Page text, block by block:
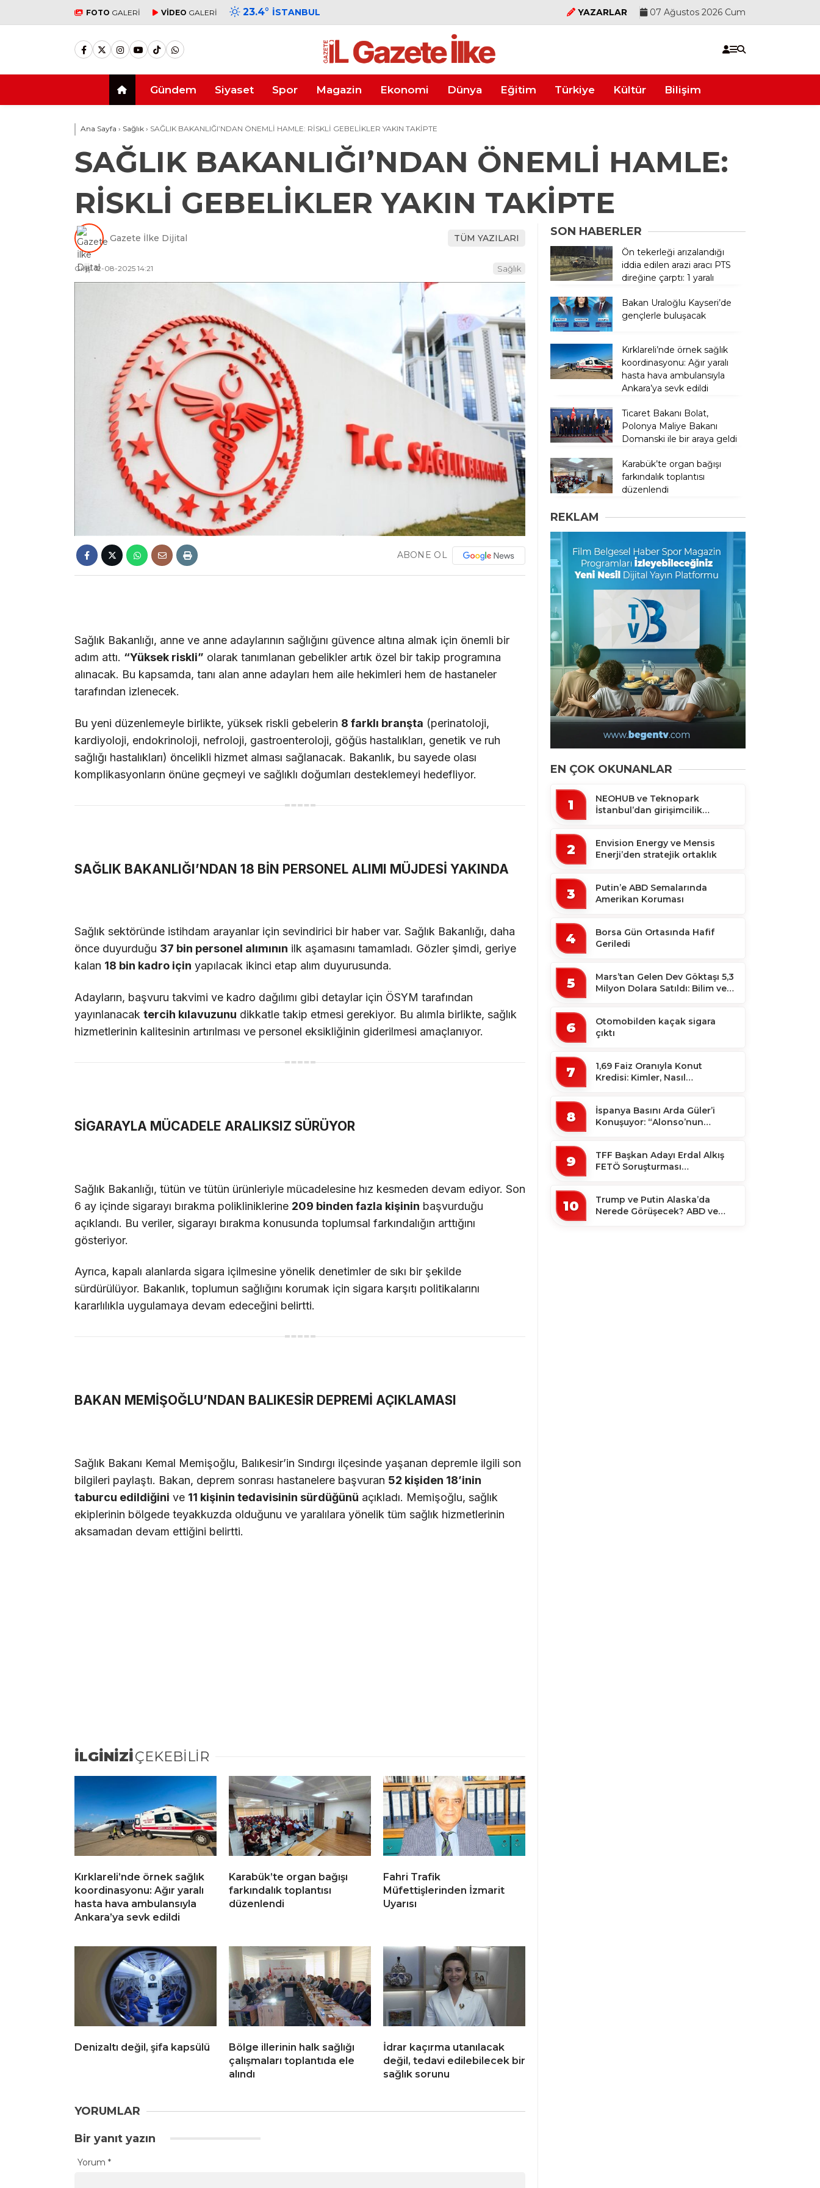
FOTO GALERİ VİDEO GALERİ 23.4° İSTANBUL YAZARLAR 07 Ağustos 2026 Cum
Gündem Siyaset Spor Magazin Ekonomi Dünya Eğitim Türkiye Kültür Bilişim
Ana Sayfa › Sağlık › SAĞLIK BAKANLIĞI’NDAN ÖNEMLİ HAMLE: RİSKLİ GEBELİKLER YAKIN TAKİPTE
SAĞLIK BAKANLIĞI’NDAN ÖNEMLİ HAMLE:
RİSKLİ GEBELİKLER YAKIN TAKİPTE
Gazete İlke Dijital TÜM YAZILARI
Giriş: 12-08-2025 14:21 Sağlık
ABONE OL
Sağlık Bakanlığı, anne ve anne adaylarının sağlığını güvence altına almak için önemli bir
adım attı. “Yüksek riskli” olarak tanımlanan gebelikler artık özel bir takip programına
alınacak. Bu kapsamda, tanı alan anne adayları hem aile hekimleri hem de hastaneler
tarafından izlenecek.
Bu yeni düzenlemeyle birlikte, yüksek riskli gebelerin 8 farklı branşta (perinatoloji,
kardiyoloji, endokrinoloji, nefroloji, gastroenteroloji, göğüs hastalıkları, genetik ve ruh
sağlığı hastalıkları) öncelikli hizmet alması sağlanacak. Bakanlık, bu sayede olası
komplikasyonların önüne geçmeyi ve sağlıklı doğumları desteklemeyi hedefliyor.
SAĞLIK BAKANLIĞI’NDAN 18 BİN PERSONEL ALIMI MÜJDESİ YAKINDA
Sağlık sektöründe istihdam arayanlar için sevindirici bir haber var. Sağlık Bakanlığı, daha
önce duyurduğu 37 bin personel alımının ilk aşamasını tamamladı. Gözler şimdi, geriye
kalan 18 bin kadro için yapılacak ikinci etap alım duyurusunda.
Adayların, başvuru takvimi ve kadro dağılımı gibi detaylar için ÖSYM tarafından
yayınlanacak tercih kılavuzunu dikkatle takip etmesi gerekiyor. Bu alımla birlikte, sağlık
hizmetlerinin kalitesinin artırılması ve personel eksikliğinin giderilmesi amaçlanıyor.
SİGARAYLA MÜCADELE ARALIKSIZ SÜRÜYOR
Sağlık Bakanlığı, tütün ve tütün ürünleriyle mücadelesine hız kesmeden devam ediyor. Son
6 ay içinde sigarayı bırakma polikliniklerine 209 binden fazla kişinin başvurduğu
açıklandı. Bu veriler, sigarayı bırakma konusunda toplumsal farkındalığın arttığını
gösteriyor.
Ayrıca, kapalı alanlarda sigara içilmesine yönelik denetimler de sıkı bir şekilde
sürdürülüyor. Bakanlık, toplumun sağlığını korumak için sigara karşıtı politikalarını
kararlılıkla uygulamaya devam edeceğini belirtti.
BAKAN MEMİŞOĞLU’NDAN BALIKESİR DEPREMİ AÇIKLAMASI
Sağlık Bakanı Kemal Memişoğlu, Balıkesir’in Sındırgı ilçesinde yaşanan depremle ilgili son
bilgileri paylaştı. Bakan, deprem sonrası hastanelere başvuran 52 kişiden 18’inin
taburcu edildiğini ve 11 kişinin tedavisinin sürdüğünü açıkladı. Memişoğlu, sağlık
ekiplerinin bölgede teyakkuzda olduğunu ve yaralılara yönelik tüm sağlık hizmetlerinin
aksamadan devam ettiğini belirtti.
İLGİNİZİÇEKEBİLİR
Kırklareli’nde örnek sağlık
koordinasyonu: Ağır yaralı
hasta hava ambulansıyla
Ankara’ya sevk edildi
Karabük’te organ bağışı
farkındalık toplantısı
düzenlendi
Fahri Trafik
Müfettişlerinden İzmarit
Uyarısı
Denizaltı değil, şifa kapsülü
Bölge illerinin halk sağlığı
çalışmaları toplantıda ele
alındı
İdrar kaçırma utanılacak
değil, tedavi edilebilecek bir
sağlık sorunu
YORUMLAR
Bir yanıt yazın
Yorum *
SON HABERLER
Ön tekerleği arızalandığı
iddia edilen arazi aracı PTS
direğine çarptı: 1 yaralı
Bakan Uraloğlu Kayseri’de
gençlerle buluşacak
Kırklareli’nde örnek sağlık
koordinasyonu: Ağır yaralı
hasta hava ambulansıyla
Ankara’ya sevk edildi
Ticaret Bakanı Bolat,
Polonya Maliye Bakanı
Domanski ile bir araya geldi
Karabük’te organ bağışı
farkındalık toplantısı
düzenlendi
REKLAM
EN ÇOK OKUNANLAR
1
NEOHUB ve Teknopark
İstanbul’dan girişimcilik
2
Envision Energy ve Mensis
Enerji’den stratejik ortaklık
3
Putin’e ABD Semalarında
Amerikan Koruması
4
Borsa Gün Ortasında Hafif
Geriledi
5
Mars’tan Gelen Dev Göktaşı 5,3
Milyon Dolara Satıldı: Bilim ve
6
Otomobilden kaçak sigara
çıktı
7
1,69 Faiz Oranıyla Konut
Kredisi: Kimler, Nasıl
8
İspanya Basını Arda Güler’i
Konuşuyor: “Alonso’nun
9
TFF Başkan Adayı Erdal Alkış
FETÖ Soruşturması
10
Trump ve Putin Alaska’da
Nerede Görüşecek? ABD ve